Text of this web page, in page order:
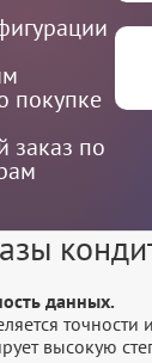
покупке
заказ по
данных.
высокую